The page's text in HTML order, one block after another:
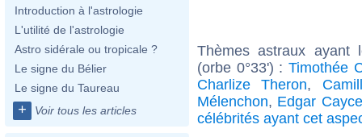
Introduction à l'astrologie
L'utilité de l'astrologie
Astro sidérale ou tropicale ?
Le signe du Bélier
Le signe du Taureau
+ Voir tous les articles
Thèmes astraux ayant
(orbe 0°33') : Timothée
Charlize Theron,
Mélenchon, Edgar Cayce
célébrités ayant cet